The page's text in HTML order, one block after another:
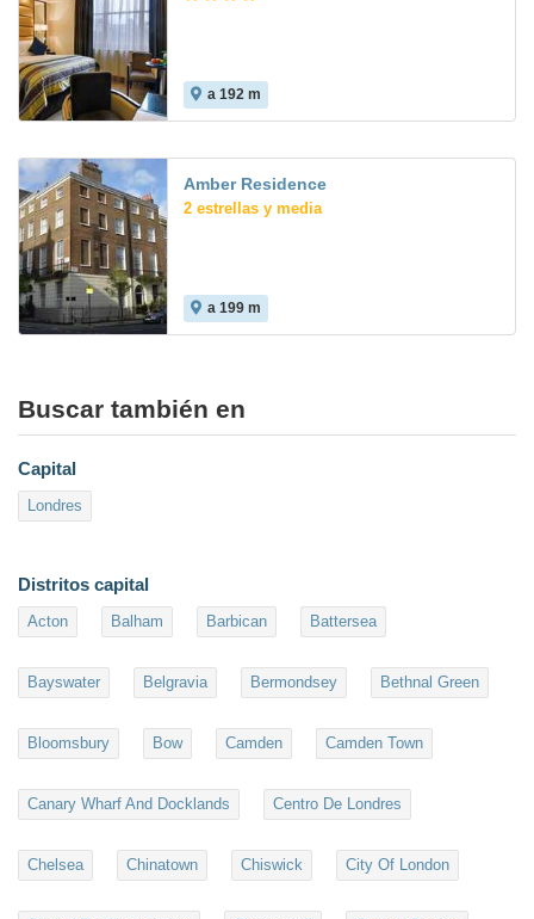
a 192 m
Amber Residence
2 estrellas y media
a 199 m
Buscar también en
Capital
Londres
Distritos capital
Acton Balham Barbican Battersea
Bayswater Belgravia Bermondsey Bethnal Green
Bloomsbury Bow Camden Camden Town
Canary Wharf And Docklands Centro De Londres
Chelsea Chinatown Chiswick City Of London